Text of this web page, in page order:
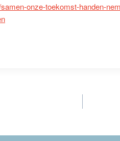
onze-toekomst-handen-